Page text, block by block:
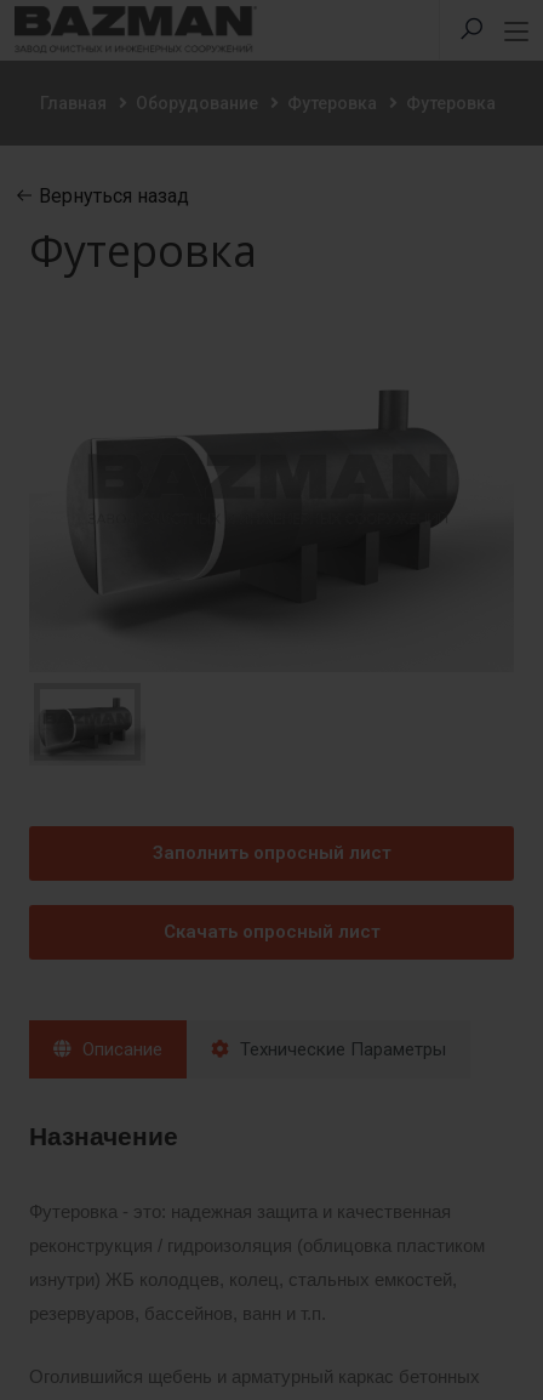
Главная Оборудование Футеровка Футеровка
Вернуться назад
Футеровка
Заполнить опросный лист
Скачать опросный лист
Описание Технические Параметры
Назначение
Футеровка - это: надежная защита и качественная
реконструкция / гидроизоляция (облицовка пластиком
изнутри) ЖБ колодцев, колец, стальных емкостей,
резервуаров, бассейнов, ванн и т.п.
Оголившийся щебень и арматурный каркас бетонных